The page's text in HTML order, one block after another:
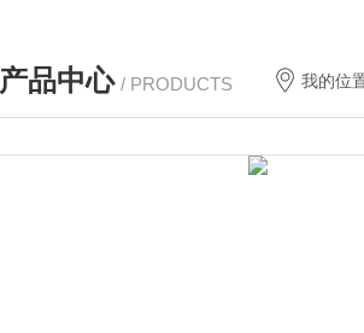
产品中心 / PRODUCTS 我的位